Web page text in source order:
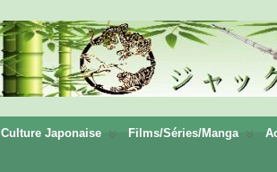
Culture Japonaise Films/Séries/Manga